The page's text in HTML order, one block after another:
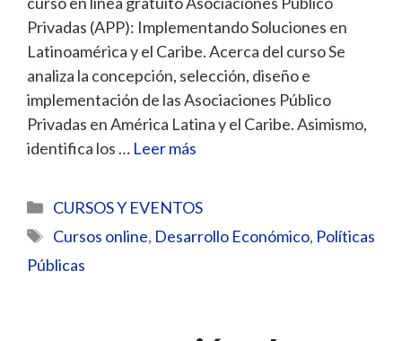
Privadas (APP): Implementando Soluciones en
Latinoamérica y el Caribe. Acerca del curso Se
analiza la concepción, selección, diseño e
implementación de las Asociaciones Público
Privadas en América Latina y el Caribe. Asimismo,
identifica los … Leer más
Categorías
CURSOS Y EVENTOS
Etiquetas
Cursos online, Desarrollo Económico, Políticas
Públicas